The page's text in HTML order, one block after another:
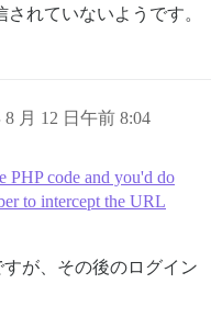
れていないようです。
8 月 12 日午前 8:04
PHP code and you'd do
to intercept the URL
が、その後のログイン